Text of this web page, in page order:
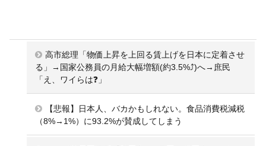
高市総理「物価上昇を上回る賃上げを日本に定着させ
る」→国家公務員の月給大幅増額(約3.5%⤴)へ→庶民
「え、ワイらは❓」
【悲報】日本人、バカかもしれない。食品消費税減税
（8%→1%）に93.2%が賛成してしまう